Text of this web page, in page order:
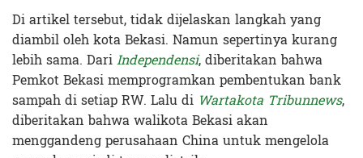
Di artikel tersebut, tidak dijelaskan langkah yang
diambil oleh kota Bekasi. Namun sepertinya kurang
lebih sama. DariIndependensi, diberitakan bahwa
Pemkot Bekasi memprogramkan pembentukan bank
sampah di setiap RW. Lalu di Wartakota Tribunnews,
diberitakan bahwa walikota Bekasi akan
menggandeng perusahaan China untuk mengelola